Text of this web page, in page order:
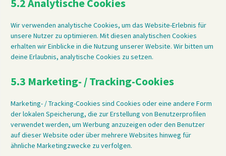
5.2 Analytische Cookies
Wir verwenden analytische Cookies, um das Website-Erlebnis für
unsere Nutzer zu optimieren. Mit diesen analytischen Cookies
erhalten wir Einblicke in die Nutzung unserer Website. Wir bitten um
deine Erlaubnis, analytische Cookies zu setzen.
5.3 Marketing- / Tracking-Cookies
Marketing- / Tracking-Cookies sind Cookies oder eine andere Form
der lokalen Speicherung, die zur Erstellung von Benutzerprofilen
verwendet werden, um Werbung anzuzeigen oder den Benutzer
auf dieser Website oder über mehrere Websites hinweg für
ähnliche Marketingzwecke zu verfolgen.